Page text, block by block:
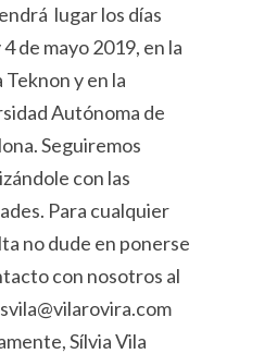
lugar los días
4 de mayo 2019, en la
Teknon y en la
Autónoma de
Seguiremos
con las
Para cualquier
no dude en ponerse
con nosotros al
Sílvia Vila